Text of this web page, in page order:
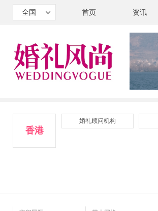
全国 首页 资讯
香港
婚礼顾问机构